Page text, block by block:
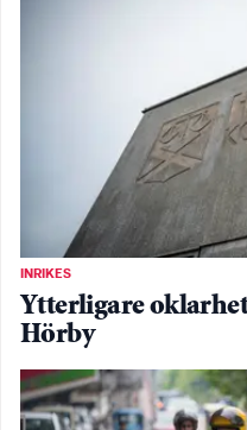
INRIKES
Ytterligare
Hörby